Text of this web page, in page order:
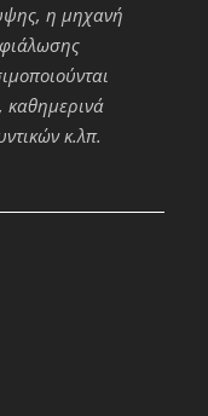
η μηχανή
καθημερινά
κ.λπ.